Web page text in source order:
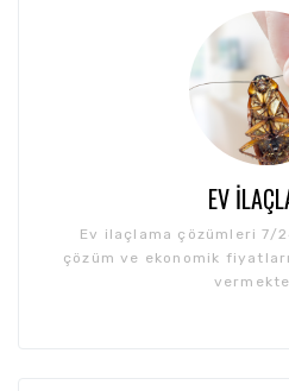
EV
Ev ilaçlama çözümleri 7/
çözüm ve ekonomik